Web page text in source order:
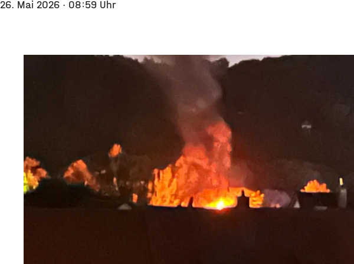
26. Mai 2026 · 08:59 Uhr